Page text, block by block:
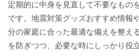
定期的に中身を見直して不要なもの
です。地震対策グッズおすすめ情報
分の家庭に合った最適な備えを整え
を防ぎつつ、必要な時にしっかり役